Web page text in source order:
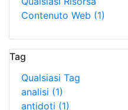
Contenuto Web (1)
Tag
Qualsiasi Tag
analisi (1)
antidoti (1)